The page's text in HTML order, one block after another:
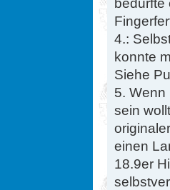
4.:
konnte
Siehe
5. Wenn
sein
einen
18.9er